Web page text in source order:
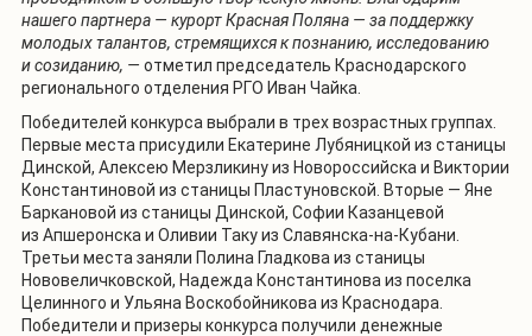
нашего партнера — курорт Красная Поляна — за поддержку
молодых талантов, стремящихся к познанию, исследованию
и созиданию, — отметил председатель Краснодарского
регионального отделения РГО Иван Чайка.
Победителей конкурса выбрали в трех возрастных группах.
Первые места присудили Екатерине Лубяницкой из станицы
Динской, Алексею Мерзликину из Новороссийска и Виктории
Константиновой из станицы Пластуновской. Вторые — Яне
Баркановой из станицы Динской, Софии Казанцевой
из Апшеронска и Оливии Таку из Славянска-на-Кубани.
Третьи места заняли Полина Гладкова из станицы
Нововеличковской, Надежда Константинова из поселка
Целинного и Ульяна Воскобойникова из Краснодара.
Победители и призеры конкурса получили денежные